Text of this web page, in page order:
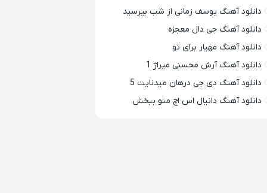
دانلود آهنگ یوسف زمانی از شب بپرسید
دانلود آهنگ جی دال معجزه
دانلود آهنگ مهیار برای تو
دانلود آهنگ آرش محسنی میراژ 1
دانلود آهنگ دی جی درهان میدنایت 5
دانلود آهنگ دانیال اس اچ منو ببخش